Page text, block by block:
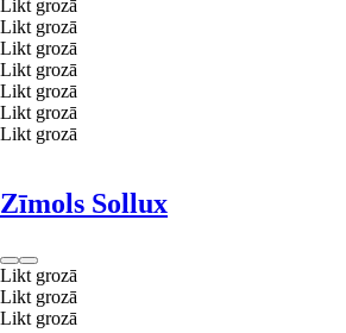
Likt grozā
Likt grozā
Likt grozā
Likt grozā
Likt grozā
Likt grozā
Likt grozā
Zīmols Sollux
Likt grozā
Likt grozā
Likt grozā